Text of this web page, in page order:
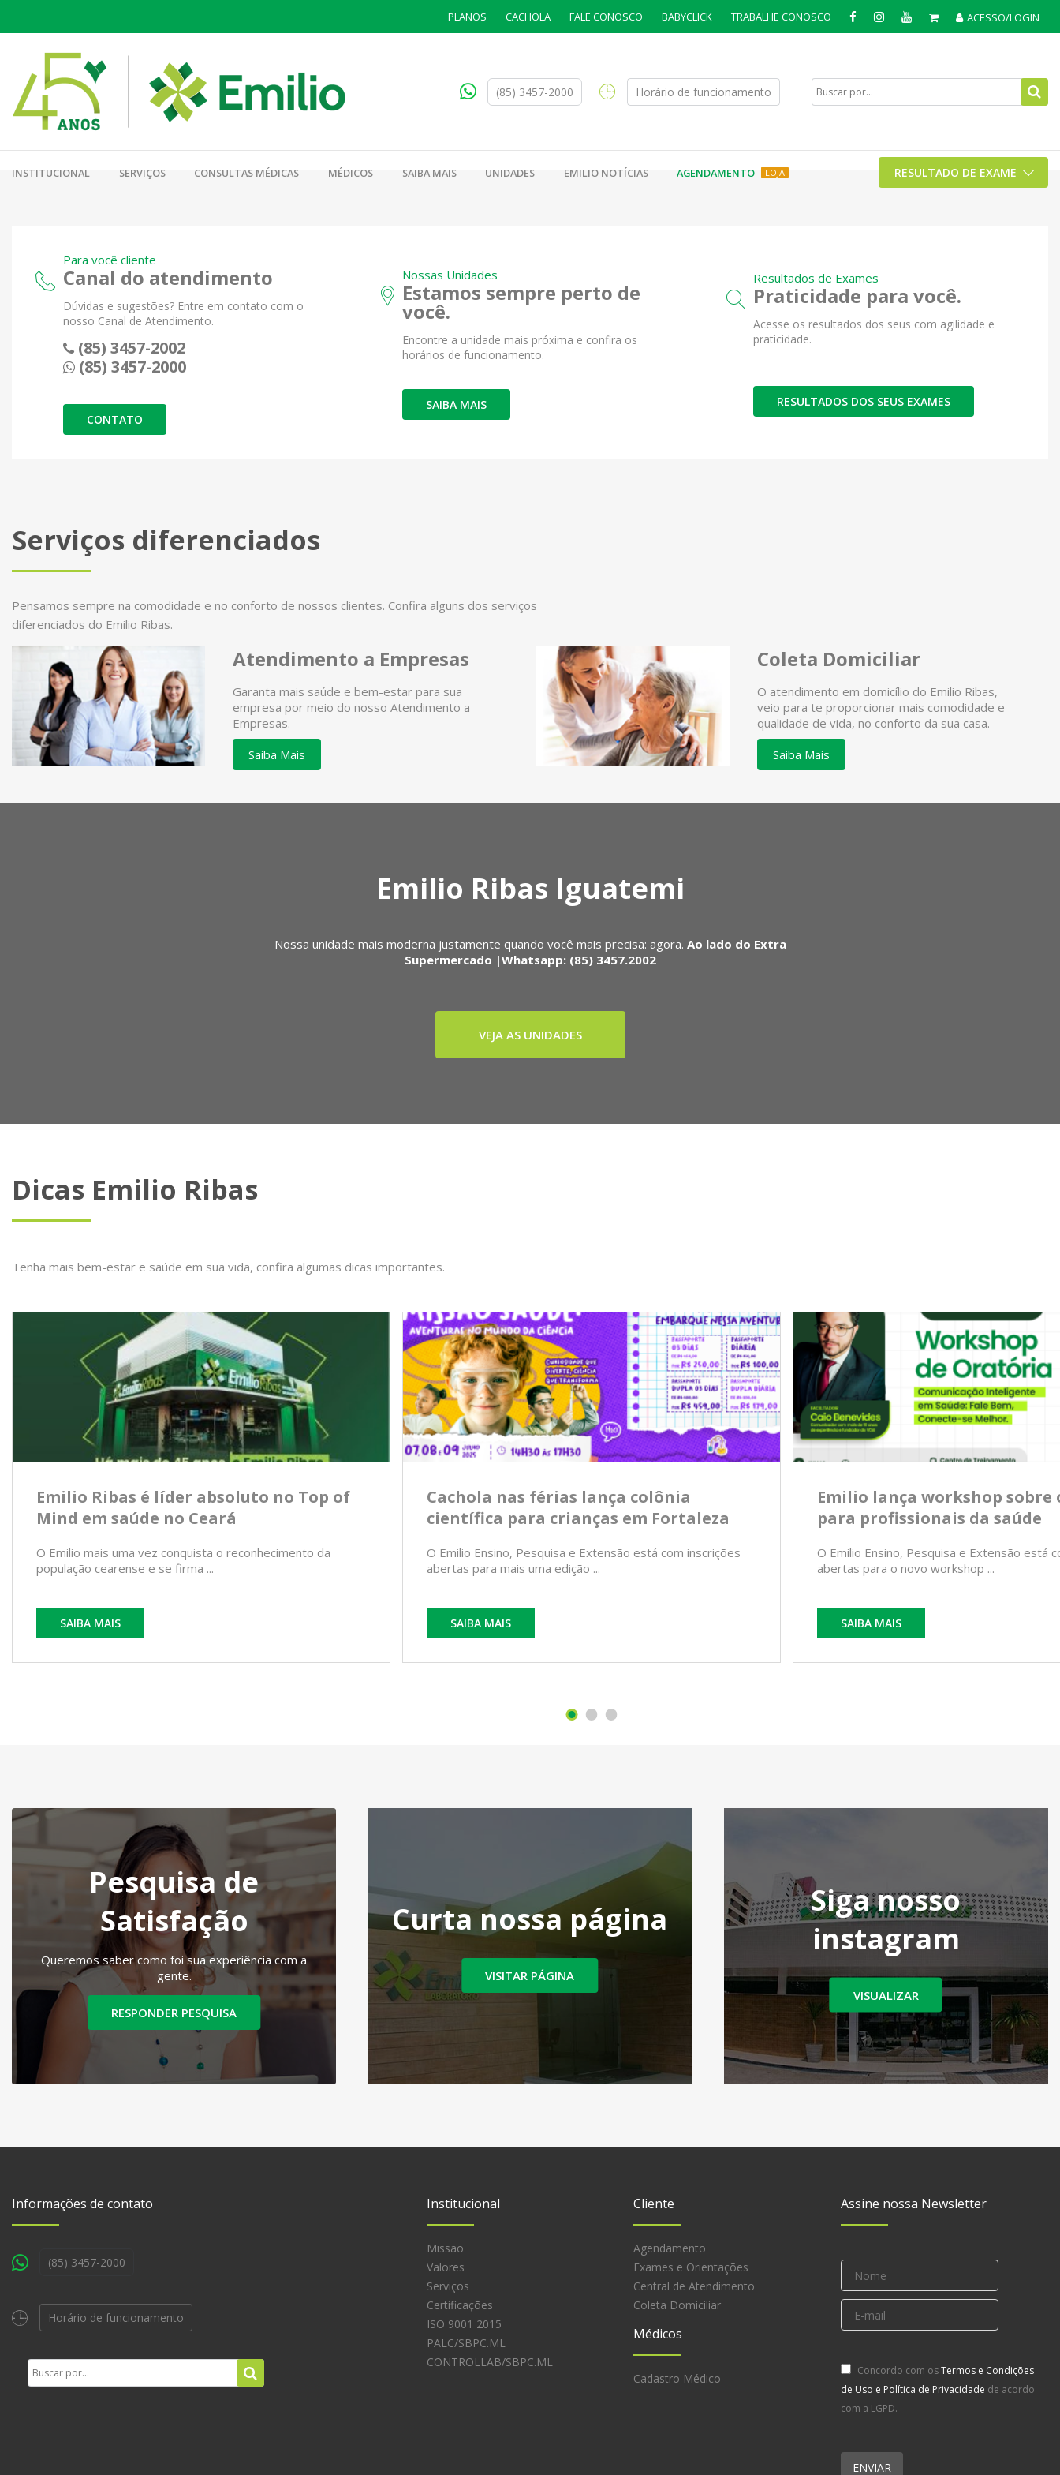
PLANOS CACHOLA FALE CONOSCO BABYCLICK TRABALHE CONOSCO ACESSO/LOGIN
(85) 3457-2000 Horário de funcionamento
INSTITUCIONAL SERVIÇOS CONSULTAS MÉDICAS MÉDICOS SAIBA MAIS UNIDADES EMILIO NOTÍCIAS LOJA
AGENDAMENTO RESULTADO DE EXAME
Para você cliente
Canal do atendimento
Dúvidas e sugestões? Entre em contato com o
nosso Canal de Atendimento.
(85) 3457-2002
(85) 3457-2000
CONTATO
Nossas Unidades
Estamos sempre perto de
você.
Encontre a unidade mais próxima e confira os
horários de funcionamento.
SAIBA MAIS
Resultados de Exames
Praticidade para você.
Acesse os resultados dos seus com agilidade e
praticidade.
RESULTADOS DOS SEUS EXAMES
Serviços diferenciados
Pensamos sempre na comodidade e no conforto de nossos clientes. Confira alguns dos serviços
diferenciados do Emilio Ribas.
Atendimento a Empresas
Garanta mais saúde e bem-estar para sua
empresa por meio do nosso Atendimento a
Empresas.
Saiba Mais
Coleta Domiciliar
O atendimento em domicílio do Emilio Ribas,
veio para te proporcionar mais comodidade e
qualidade de vida, no conforto da sua casa.
Saiba Mais
Emilio Ribas Iguatemi
Nossa unidade mais moderna justamente quando você mais precisa: agora. Ao lado do Extra
Supermercado |Whatsapp: (85) 3457.2002
VEJA AS UNIDADES
Dicas Emilio Ribas
Tenha mais bem-estar e saúde em sua vida, confira algumas dicas importantes.
Emilio Ribas é líder absoluto no Top of
Mind em saúde no Ceará
O Emilio mais uma vez conquista o reconhecimento da
população cearense e se firma ...
SAIBA MAIS
Cachola nas férias lança colônia
científica para crianças em Fortaleza
O Emilio Ensino, Pesquisa e Extensão está com inscrições
abertas para mais uma edição ...
SAIBA MAIS
Emilio lança workshop
para profissionais da saúde
O Emilio Ensino, Pesquisa e Extensão está
abertas para o novo workshop ...
SAIBA MAIS
Pesquisa de
Satisfação
Queremos saber como foi sua experiência com a
gente.
RESPONDER PESQUISA
Curta nossa página
VISITAR PÁGINA
Siga nosso
instagram
VISUALIZAR
Informações de contato
(85) 3457-2000
Horário de funcionamento
Institucional
Missão
Valores
Serviços
Certificações
ISO 9001 2015
PALC/SBPC.ML
CONTROLLAB/SBPC.ML
Cliente
Agendamento
Exames e Orientações
Central de Atendimento
Coleta Domiciliar
Médicos
Cadastro Médico
Assine nossa Newsletter
Concordo com osTermos e Condições
de Uso e Política de Privacidade de acordo
com a LGPD.